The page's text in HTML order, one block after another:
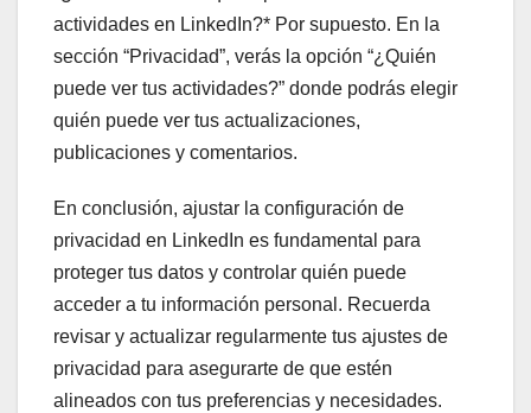
actividades en LinkedIn?* Por supuesto. En la
sección “Privacidad”, verás la opción “¿Quién
puede ver tus actividades?” donde podrás elegir
quién puede ver tus actualizaciones,
publicaciones y comentarios.
En conclusión, ajustar la configuración de
privacidad en LinkedIn es fundamental para
proteger tus datos y controlar quién puede
acceder a tu información personal. Recuerda
revisar y actualizar regularmente tus ajustes de
privacidad para asegurarte de que estén
alineados con tus preferencias y necesidades.